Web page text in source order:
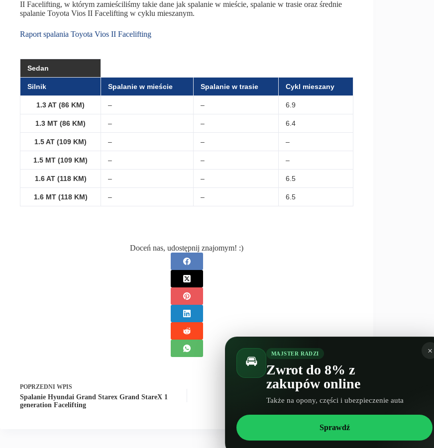
II Facelifting, w którym zamieściliśmy takie dane jak spalanie w mieście, spalanie w trasie oraz średnie
spalanie Toyota Vios II Facelifting w cyklu mieszanym.
Raport spalania Toyota Vios II Facelifting
Sedan
Silnik Spalanie w mieście Spalanie w trasie Cykl mieszany
1.3 AT (86 KM) – – 6.9
1.3 MT (86 KM) – – 6.4
1.5 AT (109 KM) – – –
1.5 MT (109 KM) – – –
1.6 AT (118 KM) – – 6.5
1.6 MT (118 KM) – – 6.5
Doceń nas, udostępnij znajomym! :)
POPRZEDNI WPIS
Spalanie Hyundai Grand Starex Grand StareX 1
generation Facelifting
Spalanie Fiat Doblo II
×
🚘 MAJSTER RADZI
Zwrot do 8% z
zakupów online
Także na opony, części i ubezpieczenie auta
Sprawdź